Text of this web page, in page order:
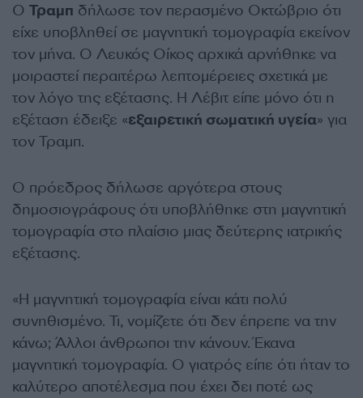
Ο Τραμπ δήλωσε τον περασμένο Οκτώβριο ότι
είχε υποβληθεί σε μαγνητική τομογραφία εκείνον
τον μήνα. Ο Λευκός Οίκος αρχικά αρνήθηκε να
μοιραστεί περαιτέρω λεπτομέρειες σχετικά με
τον λόγο της εξέτασης. Η Λέβιτ είπε μόνο ότι η
εξέταση έδειξε «εξαιρετική σωματική υγεία» για
τον Τραμπ.
Ο πρόεδρος δήλωσε αργότερα στους
δημοσιογράφους ότι υποβλήθηκε στη μαγνητική
τομογραφία στο πλαίσιο μιας δεύτερης ιατρικής
εξέτασης.
«Η μαγνητική τομογραφία είναι κάτι πολύ
συνηθισμένο. Τι, νομίζετε ότι δεν έπρεπε να την
κάνω; Άλλοι ⁠άνθρωποι την κάνουν. Έκανα
μαγνητική τομογραφία. Ο γιατρός ​είπε ότι ⁠ήταν το
καλύτερο αποτέλεσμα που έχει δει ποτέ ως